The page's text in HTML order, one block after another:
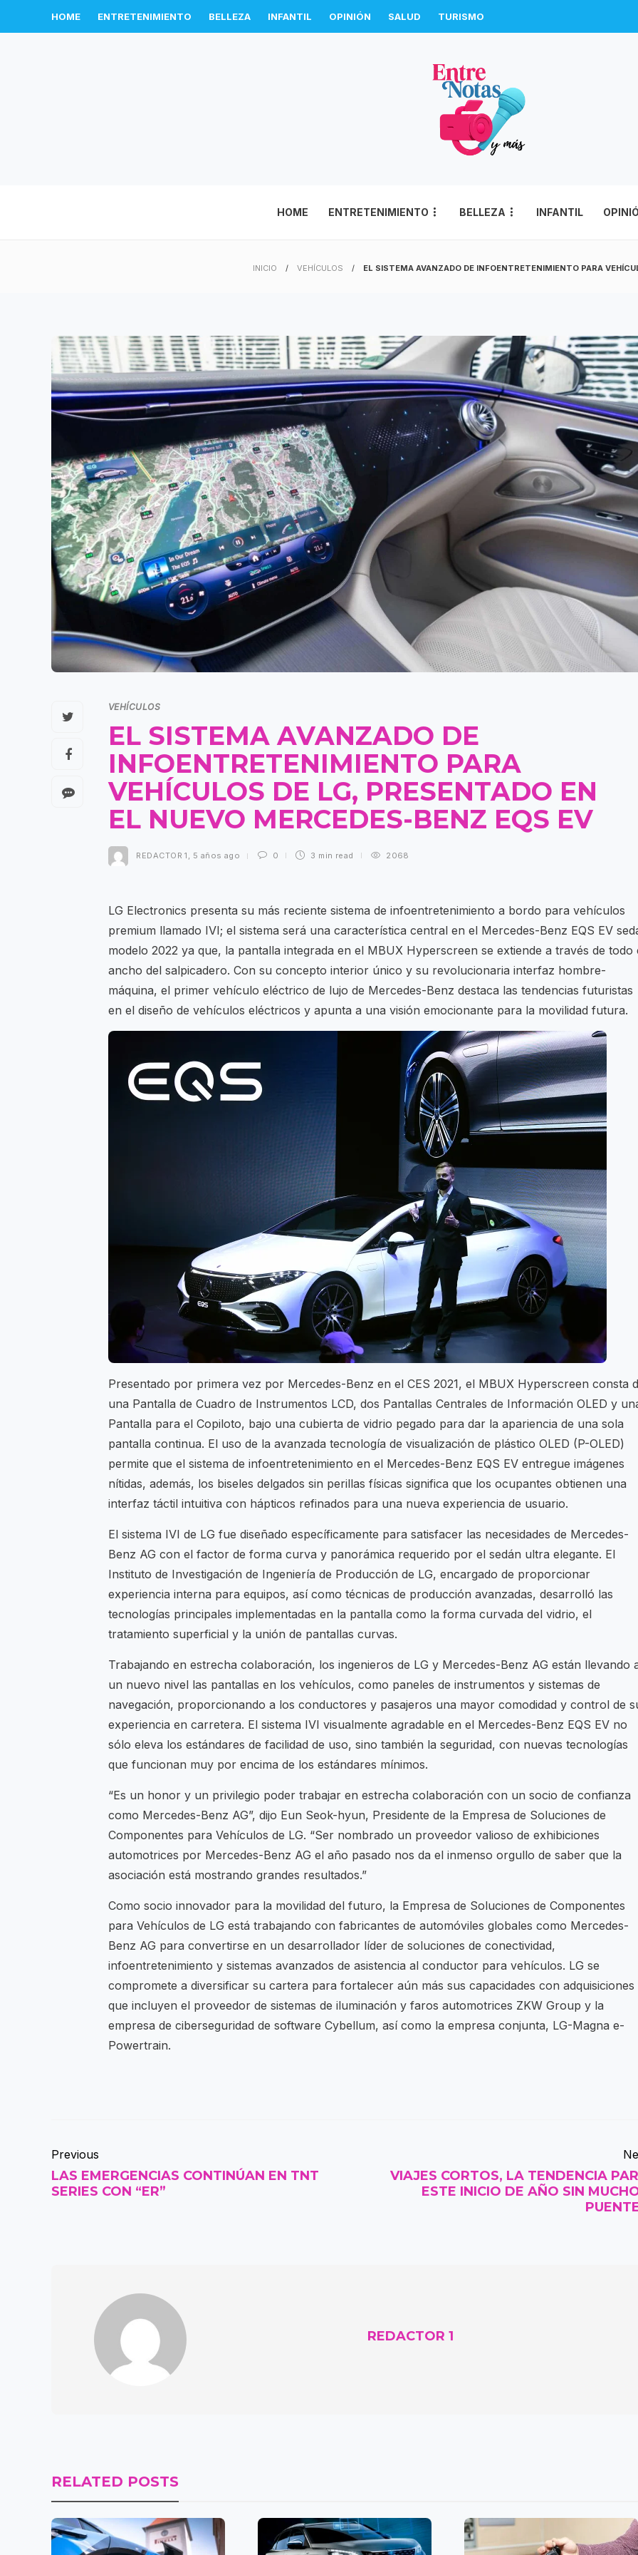
HOME ENTRETENIMIENTO BELLEZA INFANTIL OPINIÓN SALUD TURISMO
HOME ENTRETENIMIENTO BELLEZA INFANTIL
INICIO VEHÍCULOS EL SISTEMA AVANZADO DE INFOENTRETENIMIENTO PARA
VEHÍCULOS
EL SISTEMA AVANZADO DE
INFOENTRETENIMIENTO PARA
VEHÍCULOS DE LG, PRESENTADO EN
EL NUEVO MERCEDES-BENZ EQS EV
REDACTOR 1 , 5 años ago 0 3 min read 2068
LG Electronics presenta su más reciente sistema de infoentretenimiento a bordo para vehículos
premium llamado IVI; el sistema será una característica central en el Mercedes-Benz EQS EV
modelo 2022 ya que, la pantalla integrada en el MBUX Hyperscreen se extiende a través de todo
ancho del salpicadero. Con su concepto interior único y su revolucionaria interfaz hombre-
máquina, el primer vehículo eléctrico de lujo de Mercedes-Benz destaca las tendencias futuristas
en el diseño de vehículos eléctricos y apunta a una visión emocionante para la movilidad futura.
Presentado por primera vez por Mercedes-Benz en el CES 2021, el MBUX Hyperscreen consta
una Pantalla de Cuadro de Instrumentos LCD, dos Pantallas Centrales de Información OLED y
Pantalla para el Copiloto, bajo una cubierta de vidrio pegado para dar la apariencia de una sola
pantalla continua. El uso de la avanzada tecnología de visualización de plástico OLED (P-OLED)
permite que el sistema de infoentretenimiento en el Mercedes-Benz EQS EV entregue imágenes
nítidas, además, los biseles delgados sin perillas físicas significa que los ocupantes obtienen una
interfaz táctil intuitiva con hápticos refinados para una nueva experiencia de usuario.
El sistema IVI de LG fue diseñado específicamente para satisfacer las necesidades de Mercedes-
Benz AG con el factor de forma curva y panorámica requerido por el sedán ultra elegante. El
Instituto de Investigación de Ingeniería de Producción de LG, encargado de proporcionar
experiencia interna para equipos, así como técnicas de producción avanzadas, desarrolló las
tecnologías principales implementadas en la pantalla como la forma curvada del vidrio, el
tratamiento superficial y la unión de pantallas curvas.
Trabajando en estrecha colaboración, los ingenieros de LG y Mercedes-Benz AG están llevando
un nuevo nivel las pantallas en los vehículos, como paneles de instrumentos y sistemas de
navegación, proporcionando a los conductores y pasajeros una mayor comodidad y control de
experiencia en carretera. El sistema IVI visualmente agradable en el Mercedes-Benz EQS EV no
sólo eleva los estándares de facilidad de uso, sino también la seguridad, con nuevas tecnologías
que funcionan muy por encima de los estándares mínimos.
“Es un honor y un privilegio poder trabajar en estrecha colaboración con un socio de confianza
como Mercedes-Benz AG”, dijo Eun Seok-hyun, Presidente de la Empresa de Soluciones de
Componentes para Vehículos de LG. “Ser nombrado un proveedor valioso de exhibiciones
automotrices por Mercedes-Benz AG el año pasado nos da el inmenso orgullo de saber que la
asociación está mostrando grandes resultados.”
Como socio innovador para la movilidad del futuro, la Empresa de Soluciones de Componentes
para Vehículos de LG está trabajando con fabricantes de automóviles globales como Mercedes-
Benz AG para convertirse en un desarrollador líder de soluciones de conectividad,
infoentretenimiento y sistemas avanzados de asistencia al conductor para vehículos. LG se
compromete a diversificar su cartera para fortalecer aún más sus capacidades con adquisiciones
que incluyen el proveedor de sistemas de iluminación y faros automotrices ZKW Group y la
empresa de ciberseguridad de software Cybellum, así como la empresa conjunta, LG-Magna e-
Powertrain.
Previous
LAS EMERGENCIAS CONTINÚAN EN TNT
SERIES CON “ER”
VIAJES CORTOS, LA TENDENCIA
ESTE INICIO DE AÑO SIN
REDACTOR 1
RELATED POSTS